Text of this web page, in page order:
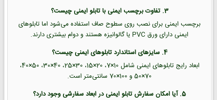
3. تفاوت برچسب ایمنی با تابلو ایمنی چیست؟
برچسب ایمنی برای نصب روی سطوح صاف استفاده می‌شود اما تابلوهای
ایمنی دارای ورق PVC یا گالوانیزه هستند و دوام بیشتری دارند.
4. سایزهای استاندارد تابلوهای ایمنی چیست؟
ابعاد رایج تابلوهای ایمنی شامل 10×7، 20×15، 30×25، 40×30، 50×40،
70×50 و 100×70 سانتی‌متر است.
5. آیا امکان سفارش تابلو ایمنی در ابعاد سفارشی وجود دارد؟